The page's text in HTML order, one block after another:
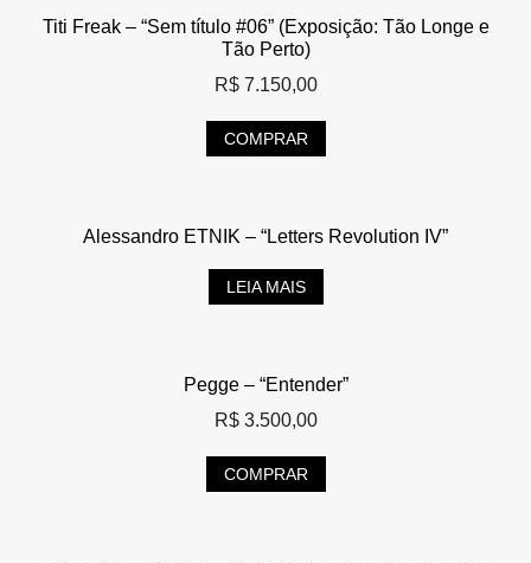
Titi Freak – “Sem título #06” (Exposição: Tão Longe e
Tão Perto)
R$7.150,00
COMPRAR
Alessandro ETNIK – “Letters Revolution IV”
LEIA MAIS
Pegge – “Entender”
R$3.500,00
COMPRAR